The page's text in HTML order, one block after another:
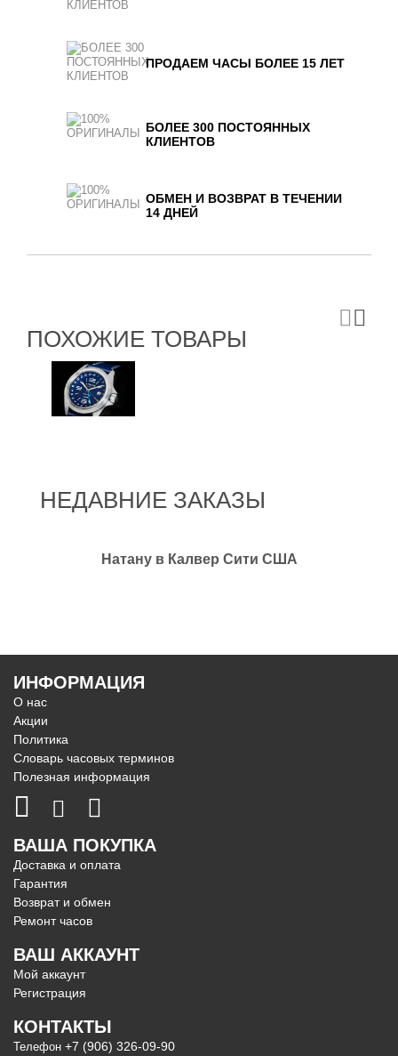
ПРОДАЕМ ЧАСЫ БОЛЕЕ 15 ЛЕТ
БОЛЕЕ 300 ПОСТОЯННЫХ
КЛИЕНТОВ
ОБМЕН И ВОЗВРАТ В ТЕЧЕНИИ
14 ДНЕЙ
ПОХОЖИЕ ТОВАРЫ
НЕДАВНИЕ ЗАКАЗЫ
Натану в Калвер Сити США
ИНФОРМАЦИЯ
О нас
Акции
Политика
Словарь часовых терминов
Полезная информация
ВАША ПОКУПКА
Доставка и оплата
Гарантия
Возврат и обмен
Ремонт часов
ВАШ АККАУНТ
Мой аккаунт
Регистрация
КОНТАКТЫ
Телефон +7 (906) 326-09-90